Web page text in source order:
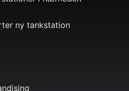
ny tankstation